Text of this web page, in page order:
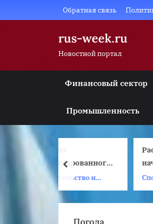
to
Обратная связь
rus-week.ru
Новостной портал
Финансовый сектор
Промышленность
Расписание бега
начинающих
Спорт
prev